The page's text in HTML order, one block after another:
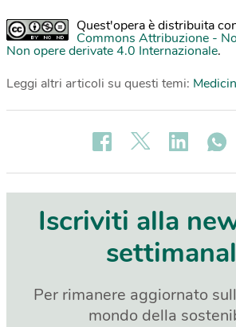
Quest'opera è distribuita
Commons Attribuzione -
Non opere derivate 4.0 Internazionale.
Leggi altri articoli su questi temi:
Iscriviti alla
Per rimanere aggiornato
mondo della